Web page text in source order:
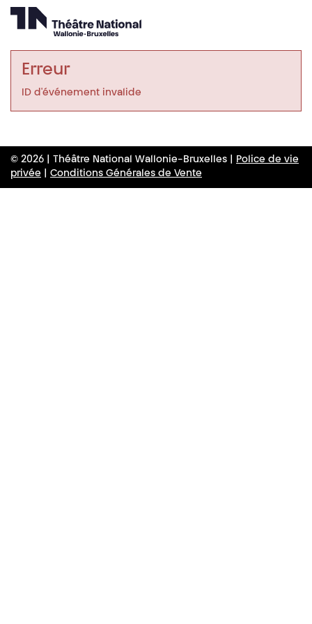
Erreur
ID d'événement invalide
© 2026 | Théâtre National Wallonie-Bruxelles |
Police de vie
privée
Conditions Générales de Vente